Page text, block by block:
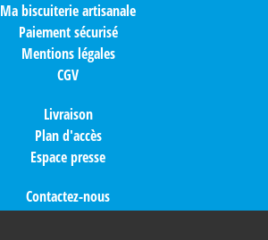
Ma biscuiterie artisanale
Paiement sécurisé
Mentions légales
CGV
Livraison
Plan d'accès
Espace presse
Contactez-nous